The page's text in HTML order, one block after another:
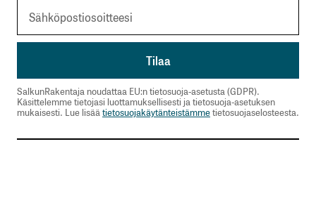
SalkunRakentaja noudattaa EU:n tietosuoja-asetusta (GDPR).
Käsittelemme tietojasi luottamuksellisesti ja tietosuoja-asetuksen
mukaisesti. Lue lisäätietosuojakäytänteistämmetietosuojaselosteesta.